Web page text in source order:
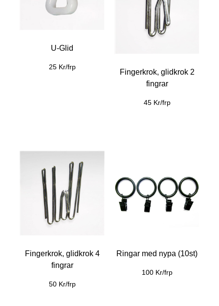
U-Glid
25 Kr/frp
Fingerkrok, glidkrok 2
fingrar
45 Kr/frp
Fingerkrok, glidkrok 4
fingrar
50 Kr/frp
Ringar med nypa (10st)
100 Kr/frp